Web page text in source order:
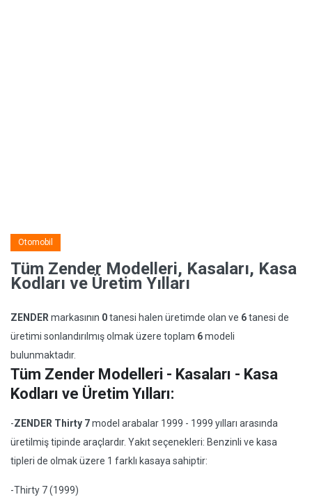
Otomobil
Tüm Zender Modelleri, Kasaları, Kasa
Kodları ve Üretim Yılları
ZENDER markasının 0tanesi halen üretimde olan ve 6tanesi de
üretimi sonlandırılmış olmak üzere toplam 6modeli
bulunmaktadır.
Tüm Zender Modelleri - Kasaları - Kasa
Kodları ve Üretim Yılları:
-ZENDER Thirty 7model arabalar 1999 - 1999 yılları arasında
üretilmiş tipinde araçlardır. Yakıt seçenekleri: Benzinli ve kasa
tipleri de olmak üzere 1 farklı kasaya sahiptir:
-Thirty 7 (1999)